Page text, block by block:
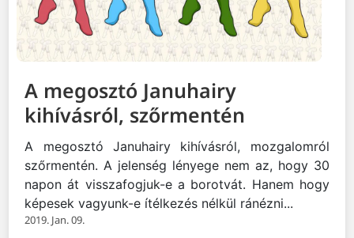
A megosztó Januhairy
kihívásról, szőrmentén
A megosztó Januhairy kihívásról, mozgalomról
szőrmentén. A jelenség lényege nem az, hogy 30
napon át visszafogjuk-e a borotvát. Hanem hogy
képesek vagyunk-e ítélkezés nélkül ránézni...
2019. Jan. 09.